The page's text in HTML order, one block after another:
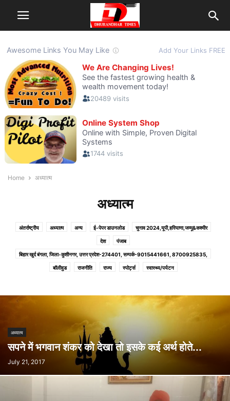
Home अध्यात्म
अध्यात्म
अंतर्राष्ट्रीय अध्यात्म अन्य ई-पेपर डाउनलोड चुनाव 2024,यूपी,हरियाणा,जम्मू&कश्मीर
देश पंजाब
बिहार खुर्द बंगला, जिला-कुशीनगर, उत्तर प्रदेश-274401, सम्पर्क-9015441661, 8700925835,
बॉलीवुड राजनीति राज्य स्पोर्ट्स स्वास्थ्य/पर्यटन
अध्यात्म
सपने में भगवान शंकर को देखा तो इसके कई अर्थ होते...
July 21, 2017